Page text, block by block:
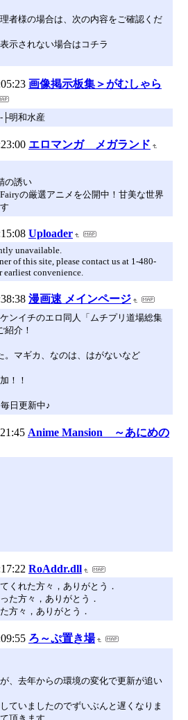
者様の場合は、次の内容をご確認くだ
示されない場合はコチラ
画像掲示板集＞がむしゃら
├明和水産
エロマンガ メガランド
の誘い
の厳選アニメを公開中！甘美な世界
Uploader
unavailable.
of this site, please contact us at 1-480-
convenience.
漫画速 メインページ
ンイチのエロ同人「ムチプリ道場総集
紹介！
。マギカ、なのは、はがないなど
！！
日更新中♪
Anime Mansion ～あにめの
RoAddr.dll
くれた方々，ありがとう．
た方々，ありがとう．
方々，ありがとう．
ろ～ぷ置き場
、去年からの環境の変化で更新が追い
ていましたのでずいぶんと遅くなりま